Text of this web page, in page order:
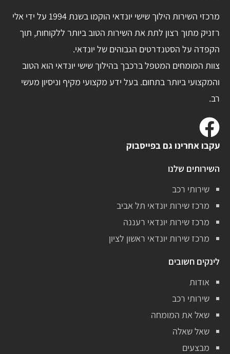
מרכזי השירות הילוך שישי יונדאי הוקמו בשנת 1994 על ידי אלי
רזניק מתוך רצון לתת את השירות הטוב ביותר ללקוחות, תוך
הקפדה על הסטנדרטים הגבוהים של יונדאי.
צוות המומחים המטפל ברכבך בהילוך שישי יונדאי הוא הטוב
והמקצועי ביותר בתחום. בעל ידע מקצועי מקיף וניסיון מעשי
רב.
עקבו אחרינו גם בפייסבוק
השירותים שלנו
שירותי רכב
מרכז שירות יונדאי תל אביב
מרכז שירות יונדאי רעננה
מרכז שירות יונדאי ראשון לציון
לינקים חשובים
אודות
שירותי רכב
שאל את המומחה
שאל שאלה
מבצעים